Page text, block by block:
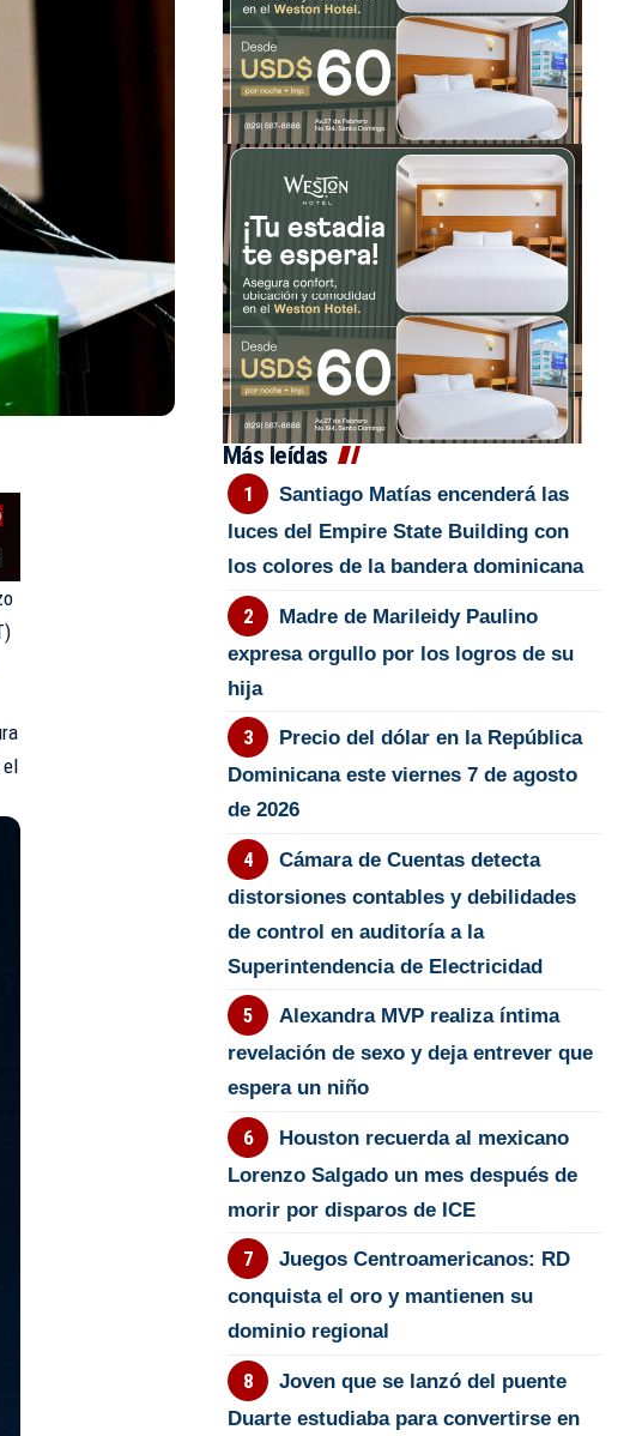
el
Más leídas
Santiago Matías encenderá las
luces del Empire State Building con
los colores de la bandera dominicana
Madre de Marileidy Paulino
expresa orgullo por los logros de su
hija
Precio del dólar en la República
Dominicana este viernes 7 de agosto
de 2026
Cámara de Cuentas detecta
distorsiones contables y debilidades
de control en auditoría a la
Superintendencia de Electricidad
Alexandra MVP realiza íntima
revelación de sexo y deja entrever que
espera un niño
Houston recuerda al mexicano
Lorenzo Salgado un mes después de
morir por disparos de ICE
Juegos Centroamericanos: RD
conquista el oro y mantienen su
dominio regional
Joven que se lanzó del puente
Duarte estudiaba para convertirse en